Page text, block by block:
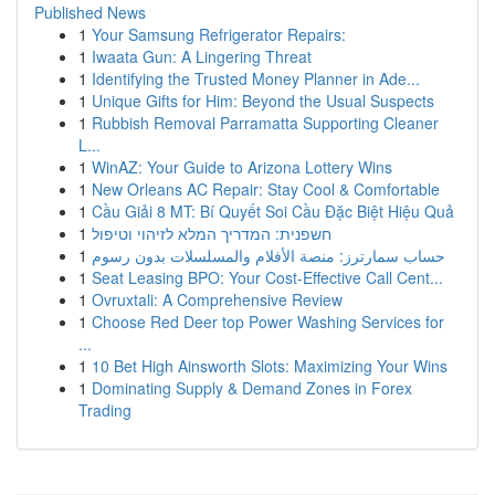
Published News
1 Your Samsung Refrigerator Repairs:
1 Iwaata Gun: A Lingering Threat
1 Identifying the Trusted Money Planner in Ade...
1 Unique Gifts for Him: Beyond the Usual Suspects
1 Rubbish Removal Parramatta Supporting Cleaner
L...
1 WinAZ: Your Guide to Arizona Lottery Wins
1 New Orleans AC Repair: Stay Cool & Comfortable
1 Cầu Giải 8 MT: Bí Quyết Soi Cầu Đặc Biệt Hiệu Quả
1 חשפנית: המדריך המלא לזיהוי וטיפול
1 حساب سمارترز: منصة الأفلام والمسلسلات بدون رسوم
1 Seat Leasing BPO: Your Cost-Effective Call Cent...
1 Ovruxtali: A Comprehensive Review
1 Choose Red Deer top Power Washing Services for
...
1 10 Bet High Ainsworth Slots: Maximizing Your Wins
1 Dominating Supply & Demand Zones in Forex
Trading